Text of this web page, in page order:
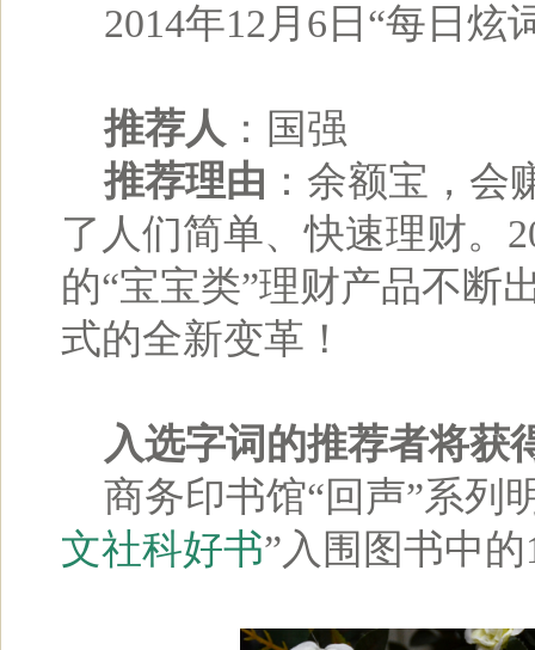
2014年12月6日“每日炫
推荐人 ：国强
推荐理由 ：余额宝，
了人们简单、快速理财。
的“宝宝类”理财产品不断
式的全新变革！
入选字词的推荐者将获
商务印书馆“回声”系列
文社科好书”入围图书中的